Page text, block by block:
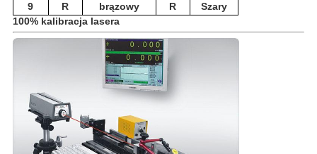
9
R brązowy R
Szary
100% kalibracja lasera